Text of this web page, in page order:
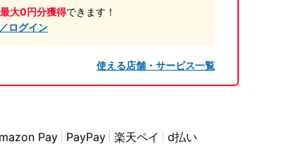
最大0円分獲得できます！
ログイン
使える店舗・サービス一覧
Pay PayPay 楽天ペイ d払い